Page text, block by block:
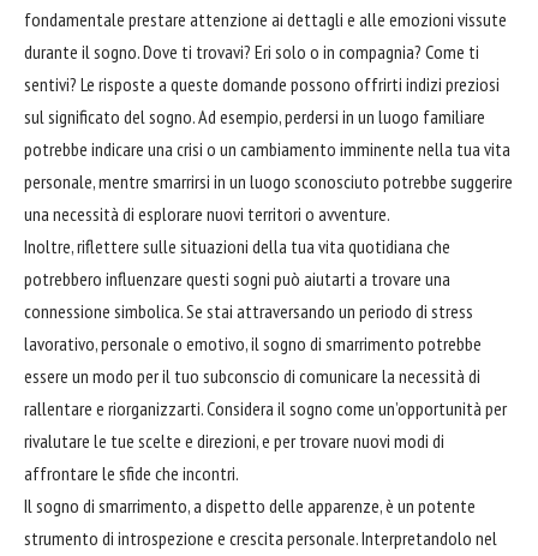
fondamentale prestare attenzione ai dettagli e alle emozioni vissute
durante il sogno. Dove ti trovavi? Eri solo o in compagnia? Come ti
sentivi? Le risposte a queste domande possono offrirti indizi preziosi
sul significato del sogno. Ad esempio, perdersi in un luogo familiare
potrebbe indicare una crisi o un cambiamento imminente nella tua vita
personale, mentre smarrirsi in un luogo sconosciuto potrebbe suggerire
una necessità di esplorare nuovi territori o avventure.
Inoltre, riflettere sulle situazioni della tua vita quotidiana che
potrebbero influenzare questi sogni può aiutarti a trovare una
connessione simbolica. Se stai attraversando un periodo di stress
lavorativo, personale o emotivo, il sogno di smarrimento potrebbe
essere un modo per il tuo subconscio di comunicare la necessità di
rallentare e riorganizzarti. Considera il sogno come un’opportunità per
rivalutare le tue scelte e direzioni, e per trovare nuovi modi di
affrontare le sfide che incontri.
Il sogno di smarrimento, a dispetto delle apparenze, è un potente
strumento di introspezione e crescita personale. Interpretandolo nel